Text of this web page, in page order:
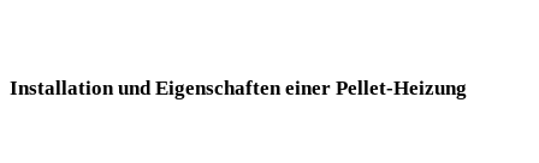
Installation und Eigenschaften einer Pellet-Heizung